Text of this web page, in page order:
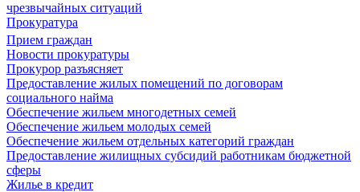
чрезвычайных ситуаций
Прокуратура
Прием граждан
Новости прокуратуры
Прокурор разъясняет
Предоставление жилых помещений по договорам
социального найма
Обеспечение жильем многодетных семей
Обеспечение жильем молодых семей
Обеспечение жильем отдельных категорий граждан
Предоставление жилищных субсидий работникам бюджетной
сферы
Жилье в кредит